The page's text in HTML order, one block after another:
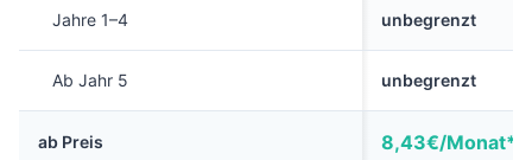
Jahre 1–4 unbegrenzt
Ab Jahr 5 unbegrenzt
ab Preis 8,43€/Monat*